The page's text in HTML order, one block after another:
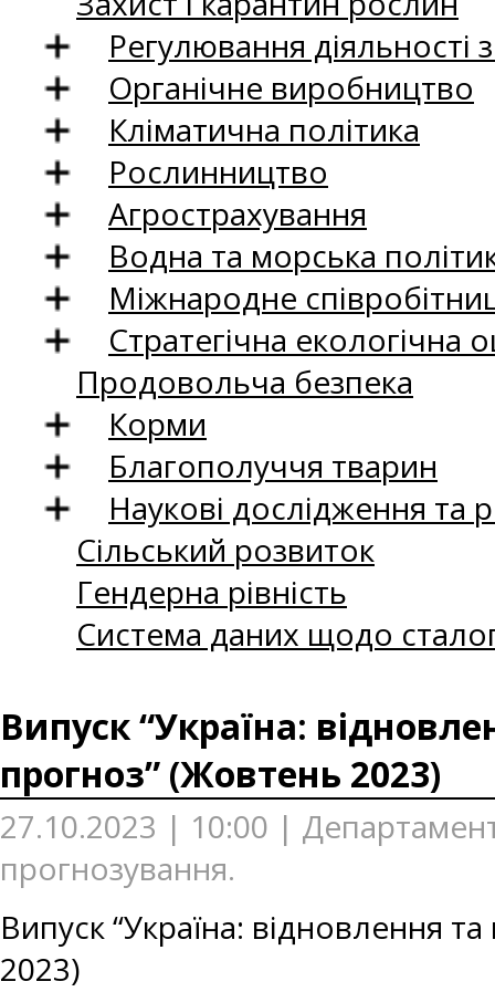
Регулювання
Органічне виробництво
Кліматична політика
Рослинництво
Агрострахування
Водна та морська
Міжнародне
Стратегічна екологічна
Продовольча безпека
Корми
Благополуччя тварин
Наукові дослідження та
Сільський розвиток
Гендерна рівність
Система даних щодо
Випуск “Україна:
прогноз” (Жовтень 2023)
27.10.2023 | 10:00 |
прогнозування.
Випуск “Україна: відновлення
2023)